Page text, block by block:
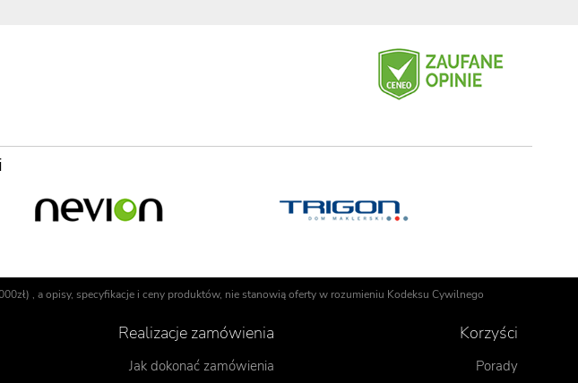
, a opisy, specyfikacje i ceny produktów, nie stanowią oferty w rozumieniu Kodeksu Cywilnego
Realizacje zamówienia
Jak dokonać zamówienia
Korzyści
Porady